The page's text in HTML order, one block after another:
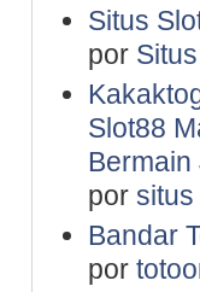
Situs
por
Slot88
por situs
Bandar
por